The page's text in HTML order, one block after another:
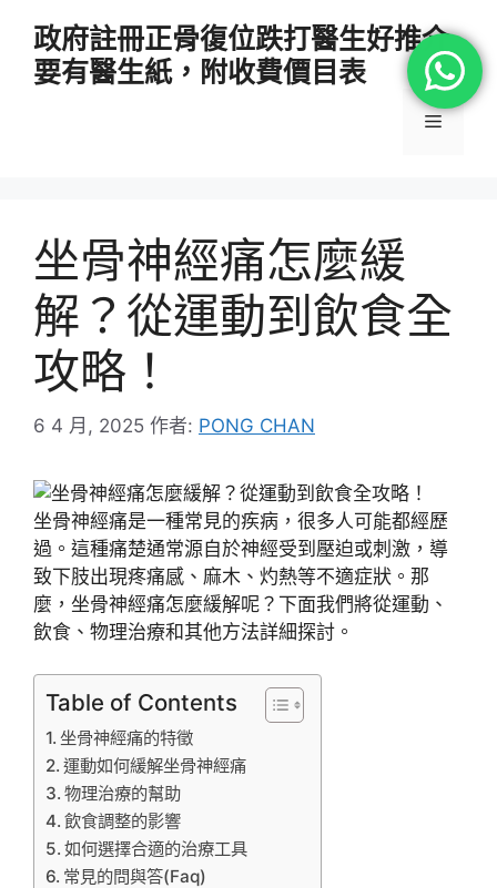
政府註冊正骨復位跌打醫生好推介
要有醫生紙，附收費價目表
選
坐骨神經痛怎麼緩
解？從運動到飲食全
攻略！
6 4 月, 2025 作者: PONG CHAN
坐骨神經痛是一種常見的疾病，很多人可能都經歷
過。這種痛楚通常源自於神經受到壓迫或刺激，導
致下肢出現疼痛感、麻木、灼熱等不適症狀。那
麼，坐骨神經痛怎麼緩解呢？下面我們將從運動、
飲食、物理治療和其他方法詳細探討。
Table of Contents
坐骨神經痛的特徵
運動如何緩解坐骨神經痛
物理治療的幫助
飲食調整的影響
如何選擇合適的治療工具
常見的問與答(Faq)